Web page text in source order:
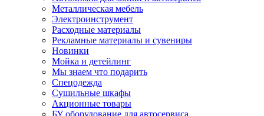
Металлическая мебель
Электроинструмент
Расходные материалы
Рекламные материалы и сувениры
Новинки
Мойка и детейлинг
Мы знаем что подарить
Спецодежда
Сушильные шкафы
Акционные товары
БУ оборудование для автосервиса